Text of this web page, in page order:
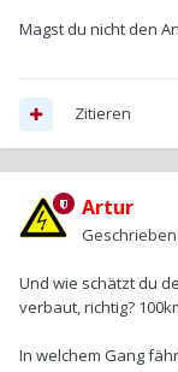
Magst du nicht den
Zitieren
Artur
Geschrieben
Und wie schätzt du
verbaut, richtig?
In welchem Gang